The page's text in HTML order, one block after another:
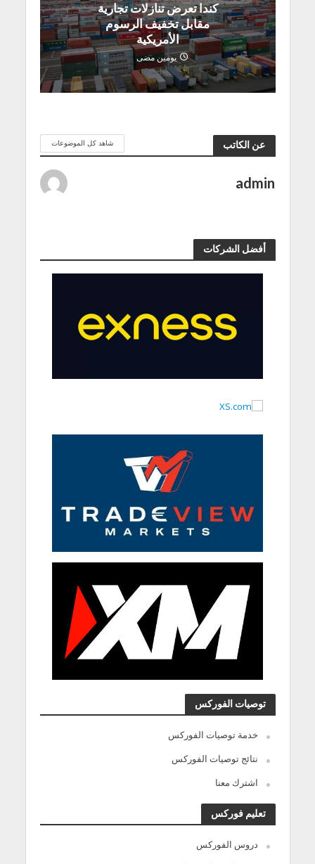
كندا تعرض تنازلات تجارية
مقابل تخفيف الرسوم
الأمريكية
يومين مضى
عن الكاتب شاهد كل الموضوعات
admin
أفضل الشركات
توصيات الفوركس
خدمة توصيات الفوركس
نتائج توصيات الفوركس
اشترك معنا
تعليم فوركس
دروس الفوركس